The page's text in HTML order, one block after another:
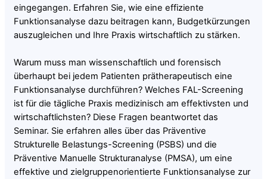
eingegangen. Erfahren Sie, wie eine effiziente
Funktionsanalyse dazu beitragen kann, Budgetkürzungen
auszugleichen und Ihre Praxis wirtschaftlich zu stärken.
Warum muss man wissenschaftlich und forensisch
überhaupt bei jedem Patienten prätherapeutisch eine
Funktionsanalyse durchführen? Welches FAL-Screening
ist für die tägliche Praxis medizinisch am effektivsten und
wirtschaftlichsten? Diese Fragen beantwortet das
Seminar. Sie erfahren alles über das Präventive
Strukturelle Belastungs-Screening (PSBS) und die
Präventive Manuelle Strukturanalyse (PMSA), um eine
effektive und zielgruppenorientierte Funktionsanalyse zur